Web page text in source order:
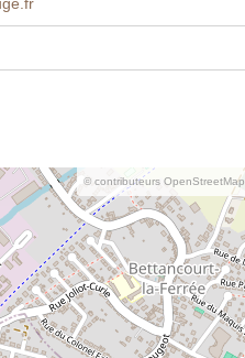
© contributeurs OpenStreetMap